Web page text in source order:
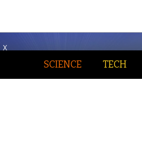
X
SCIENCE TECH